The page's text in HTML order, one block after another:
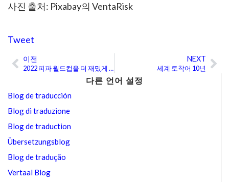
다른 언어 설정
Blog de traducción
Blog di traduzione
Blog de traduction
Übersetzungsblog
Blog de tradução
Vertaal Blog
사진 출처: Pixabay의 VentaRisk
Tweet
Prev
이전
2022 피파 월드컵을 더 재밌게 즐기기 위한 6개의 아랍어 단어
NEXT
세계 토착어 10년